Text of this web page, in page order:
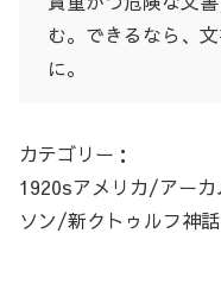
む。できるなら、
に。
カテゴリー：
1920sアメリカ/アー
ソン/新クトゥルフ神